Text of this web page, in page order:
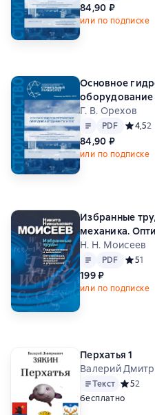
84,90 ₽
или по подписке
Основное
оборудование
Г. В. Орехов
Текст PDF
PDF 4,52
84,90 ₽
или по подписке
Избранные
механика.
операций и
Н. Н. Моисеев
Текст PDF
PDF 51
199 ₽
или по подписке
Перхатья 1
Валерий
Текст 52
бесплатно